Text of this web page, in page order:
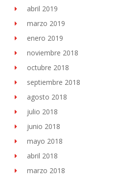
abril 2019
marzo 2019
enero 2019
noviembre 2018
octubre 2018
septiembre 2018
agosto 2018
julio 2018
junio 2018
mayo 2018
abril 2018
marzo 2018